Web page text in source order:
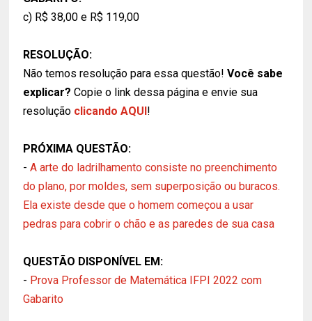
c) R$ 38,00 e R$ 119,00
RESOLUÇÃO:
Não temos resolução para essa questão!Você sabe
explicar? Copie o link dessa página e envie sua
resolução clicando AQUI !
PRÓXIMA QUESTÃO:
-A arte do ladrilhamento consiste no preenchimento
do plano, por moldes, sem superposição ou buracos.
Ela existe desde que o homem começou a usar
pedras para cobrir o chão e as paredes de sua casa
QUESTÃO DISPONÍVEL EM:
- Prova Professor de Matemática IFPI 2022 com
Gabarito